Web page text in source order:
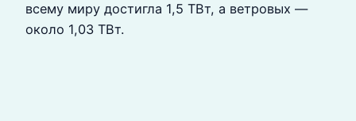
всему миру достигла 1,5 ТВт, а ветровых —
около 1,03 ТВт.